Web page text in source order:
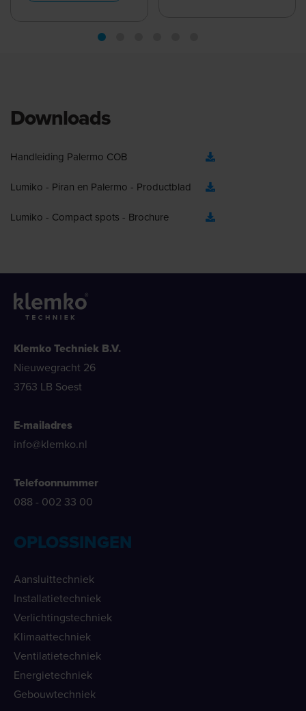
Downloads
Handleiding Palermo COB
Lumiko - Piran en Palermo - Productblad
Lumiko - Compact spots - Brochure
Klemko Techniek B.V.
Nieuwegracht 26
3763 LB Soest
E-mailadres
info@klemko.nl
Telefoonnummer
088 - 002 33 00
OPLOSSINGEN
Aansluittechniek
Installatietechniek
Verlichtingstechniek
Klimaattechniek
Ventilatietechniek
Energietechniek
Gebouwtechniek